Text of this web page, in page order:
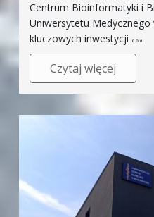
Centrum Bioinformatyki i
Uniwersytetu
kluczowych inwestycji
Czytaj więcej